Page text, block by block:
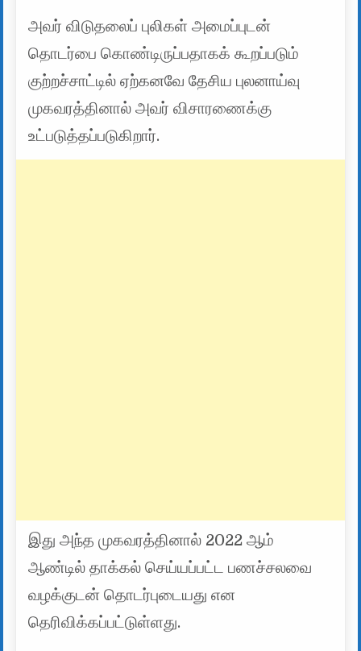
அவர் விடுதலைப் புலிகள் அமைப்புடன்
தொடர்பை கொண்டிருப்பதாகக் கூறப்படும்
குற்றச்சாட்டில் ஏற்கனவே தேசிய புலனாய்வு
முகவரத்தினால் அவர் விசாரணைக்கு
உட்படுத்தப்படுகிறார்.
இது அந்த முகவரத்தினால் 2022 ஆம்
ஆண்டில் தாக்கல் செய்யப்பட்ட பணச்சலவை
வழக்குடன் தொடர்புடையது என
தெரிவிக்கப்பட்டுள்ளது.